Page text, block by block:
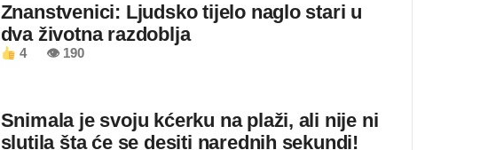
Znanstvenici: Ljudsko tijelo naglo stari u
dva životna razdoblja
4 👁 190
Snimala je svoju kćerku na plaži, ali nije ni
slutila šta će se desiti narednih sekundi!